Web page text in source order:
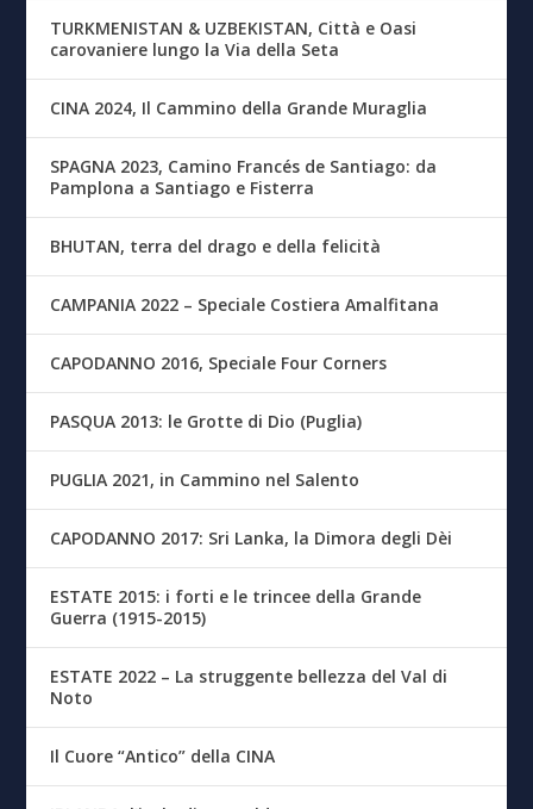
TURKMENISTAN & UZBEKISTAN, Città e Oasi
carovaniere lungo la Via della Seta
CINA 2024, Il Cammino della Grande Muraglia
SPAGNA 2023, Camino Francés de Santiago: da
Pamplona a Santiago e Fisterra
BHUTAN, terra del drago e della felicità
CAMPANIA 2022 – Speciale Costiera Amalfitana
CAPODANNO 2016, Speciale Four Corners
PASQUA 2013: le Grotte di Dio (Puglia)
PUGLIA 2021, in Cammino nel Salento
CAPODANNO 2017: Sri Lanka, la Dimora degli Dèi
ESTATE 2015: i forti e le trincee della Grande
Guerra (1915-2015)
ESTATE 2022 – La struggente bellezza del Val di
Noto
Il Cuore “Antico” della CINA